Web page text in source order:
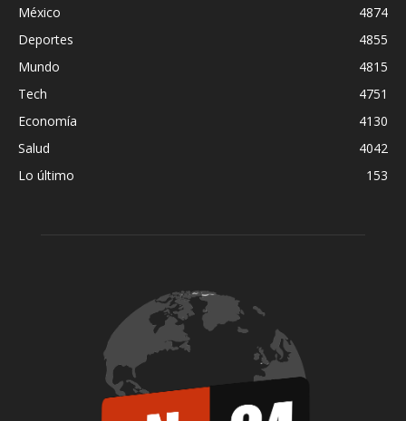
México
4874
Deportes
4855
Mundo
4815
Tech
4751
Economía
4130
Salud
4042
Lo último
153